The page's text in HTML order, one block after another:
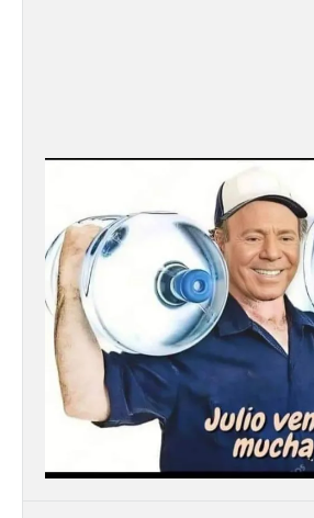
Vuelve la tradicional
de Dulces del Convento a
Gradefes
7 Ago 2026
Tendrá lugar el 9
agosto en los aledaños
monasterio
de Santa María la Real
Gradefes. Una
imprescindible para disfrutar de